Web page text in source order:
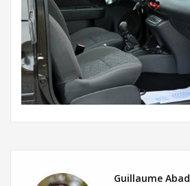
Guillaume Abad